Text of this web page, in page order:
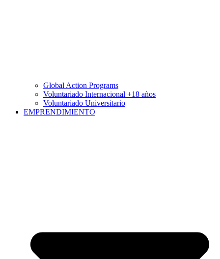
Global Action Programs
Voluntariado Internacional +18 años
Voluntariado Universitario
EMPRENDIMIENTO